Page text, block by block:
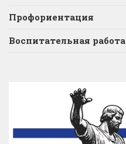
Профориентация
Воспитательная работа